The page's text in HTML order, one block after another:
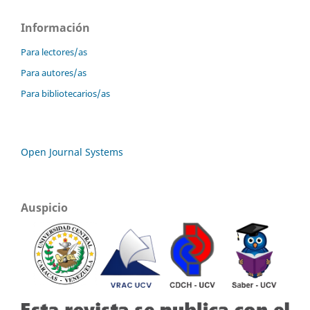
Información
Para lectores/as
Para autores/as
Para bibliotecarios/as
Open Journal Systems
Auspicio